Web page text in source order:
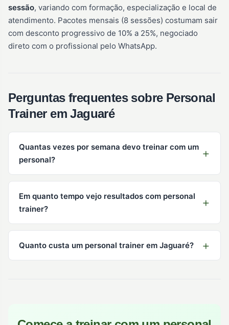
sessão, variando com formação, especialização e local de
atendimento. Pacotes mensais (8 sessões) costumam sair
com desconto progressivo de 10% a 25%, negociado
direto com o profissional pelo WhatsApp.
Perguntas frequentes sobre Personal
Trainer em Jaguaré
Quantas vezes por semana devo treinar com um
personal?
Em quanto tempo vejo resultados com personal
trainer?
Quanto custa um personal trainer em Jaguaré?